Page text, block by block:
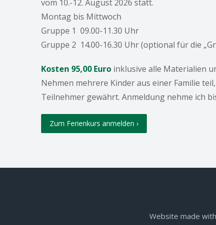
vom 10.-12. August 2026 statt.
Montag bis Mittwoch
Gruppe 1 09.00-11.30 Uhr
Gruppe 2 14.00-16.30 Uhr (optional für die
Kosten 95,00 Euro inklusive alle Materialien
Nehmen mehrere Kinder aus einer Familie
Teilnehmer gewährt. Anmeldung nehme ich
Zum Ferienkurs anmelden ›
Website made